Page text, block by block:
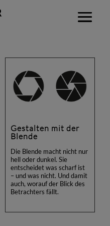
Gestalten mit der
Blende
Die Blende macht nicht nur
hell oder dunkel. Sie
entscheidet was scharf ist
– und was nicht. Und damit
auch, worauf der Blick des
Betrachters fällt.